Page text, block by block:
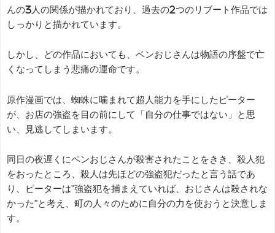
んの3人の関係が描かれており、過去の2つのリブート作品では
しっかりと描かれています。
しかし、どの作品においても、ベンおじさんは物語の序盤で亡
くなってしまう悲痛の運命です。
原作漫画では、蜘蛛に噛まれて超人能力を手にしたピーター
が、お店の強盗を目の前にして「自分の仕事ではない」と思
い、見逃してしまいます。
同日の夜遅くにペンおじさんが殺害されたことをきき、殺人犯
をおったところ、殺人は先ほどの強盗犯だったと言う話であ
り、ピーターは"強盗犯を捕まえていれば、おじさんは殺されな
かった"と考え、町の人々のために自分の力を使おうと決意しま
す。